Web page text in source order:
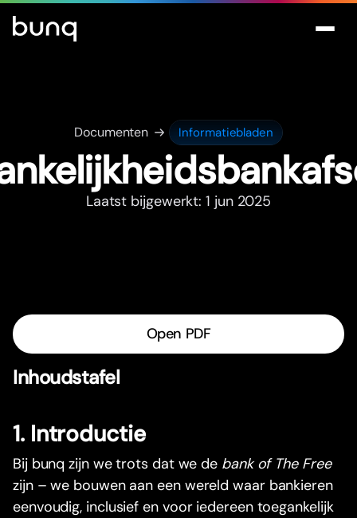
Documenten Informatiebladen
Laatst bijgewerkt: 1 jun 2025
Open PDF
Inhoudstafel
1. Introductie
Bij bunq zijn we trots dat we de bank of The Free
zijn – we bouwen aan een wereld waar bankieren
eenvoudig, inclusief en voor iedereen toegankelijk